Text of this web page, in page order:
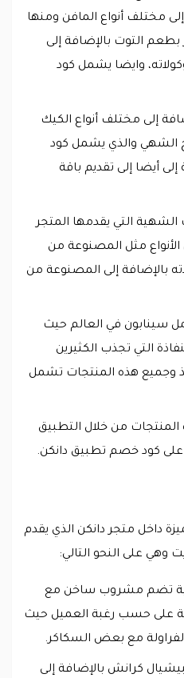
مختلف أنواع المافن ومنها
بطعم التوت بالإضافة إلى
وايضا يشمل كود
إلى مختلف أنواع الكيك
الشهي والذي يشمل كود
أيضا إلى تقديم باقة
التي يقدمها المتجر
مثل المصنوعة من
بالإضافة إلى المصنوعة من
سينابون في العالم حيث
التي تجذب الكثيرين
وجميع هذه المنتجات تشمل
من خلال التطبيق
كود خصم تطبيق دانكن.
داخل متجر دانكن الذي يقدم
وهي على النحو التالي:
تضم مشروب ساخن مع
على حسب رغبة العميل حيث
مع بعض السكاكر.
كرانش بالإضافة إلى